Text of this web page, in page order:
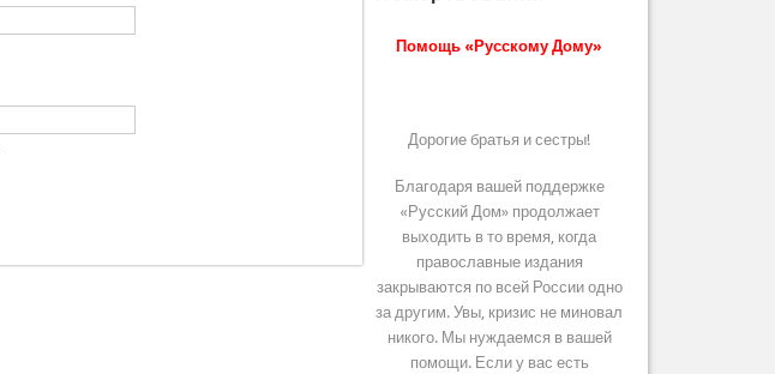
Помощь «Русскому Дому»
Дорогие братья и сестры!
Благодаря вашей поддержке
«Русский Дом» продолжает
выходить в то время, когда
православные издания
закрываются по всей России одно
за другим. Увы, кризис не миновал
никого. Мы нуждаемся в вашей
помощи. Если у вас есть